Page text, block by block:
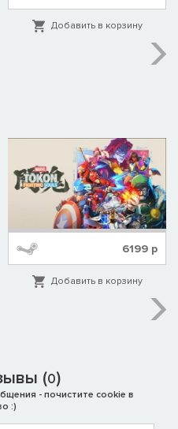
Добавить в корзину
6199 р
Добавить в корзину
(0)
- почистите cookie в
:)